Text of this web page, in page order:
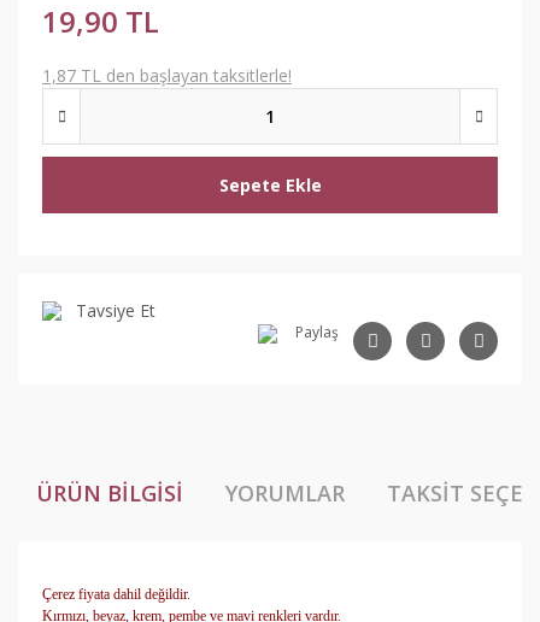
19,90 TL
1,87 TL den başlayan taksitlerle!
Sepete Ekle
Tavsiye Et
Paylaş
ÜRÜN BILGISI YORUMLAR TAKSIT
Çerez fiyata dahil değildir.
Kırmızı, beyaz, krem, pembe ve mavi renkleri vardır.